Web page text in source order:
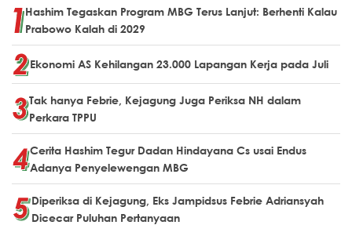
Hashim Tegaskan Program MBG Terus Lanjut: Berhenti Kalau
Prabowo Kalah di 2029
Ekonomi AS Kehilangan 23.000 Lapangan Kerja pada Juli
Tak hanya Febrie, Kejagung Juga Periksa NH dalam
Perkara TPPU
Cerita Hashim Tegur Dadan Hindayana Cs usai Endus
Adanya Penyelewengan MBG
Diperiksa di Kejagung, Eks Jampidsus Febrie Adriansyah
Dicecar Puluhan Pertanyaan